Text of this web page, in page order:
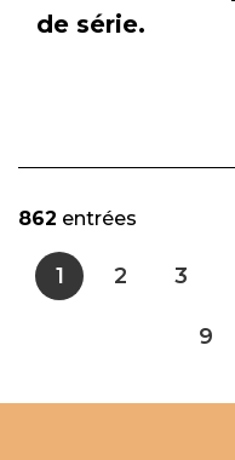
de série.
862 entrées
1 2 3
9